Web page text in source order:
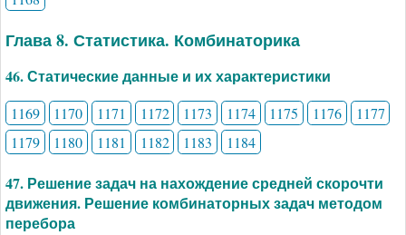
Глава 8. Статистика. Комбинаторика
46. Статические данные и их характеристики
1169 1170 1171 1172 1173 1174 1175 1176
1177
1179
1180 1181 1182 1183 1184
47. Решение задач на нахождение средней скорочти
движения. Решение комбинаторных задач методом
перебора